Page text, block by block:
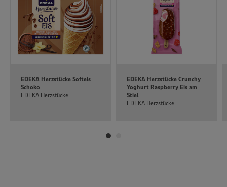
EDEKA Herzstücke Softeis
Schoko
EDEKA Herzstücke
EDEKA Herzstücke Crunchy
Yoghurt Raspberry Eis am
Stiel
EDEKA Herzstücke